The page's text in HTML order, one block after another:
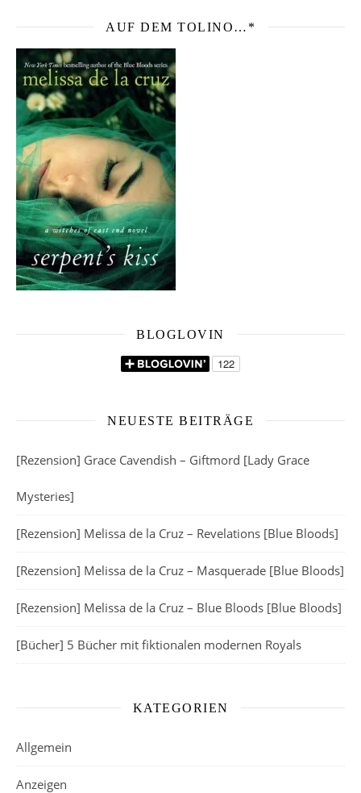
AUF DEM TOLINO…*
BLOGLOVIN
NEUESTE BEITRÄGE
[Rezension] Grace Cavendish – Giftmord [Lady Grace
Mysteries]
[Rezension] Melissa de la Cruz – Revelations [Blue Bloods]
[Rezension] Melissa de la Cruz – Masquerade [Blue Bloods]
[Rezension] Melissa de la Cruz – Blue Bloods [Blue Bloods]
[Bücher] 5 Bücher mit fiktionalen modernen Royals
KATEGORIEN
Allgemein
Anzeigen